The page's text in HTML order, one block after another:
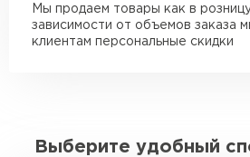
Мы продаем товары как в
зависимости от объемов заказа
клиентам персональные скидки
Выберите удобный